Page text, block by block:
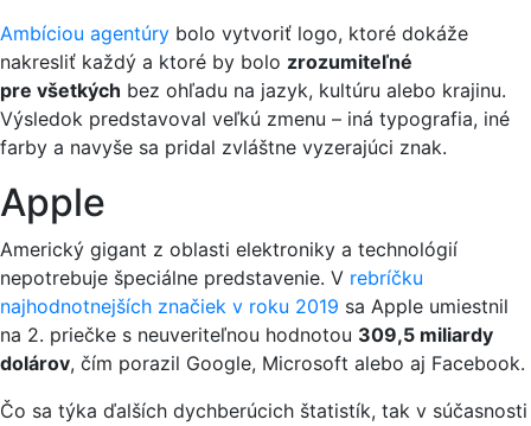
Ambíciou agentúry bolo vytvoriť logo, ktoré dokáže
nakresliť každý a ktoré by bolo zrozumiteľné
pre všetkých bez ohľadu na jazyk, kultúru alebo krajinu.
Výsledok predstavoval veľkú zmenu – iná typografia, iné
farby a navyše sa pridal zvláštne vyzerajúci znak.
Apple
Americký gigant z oblasti elektroniky a technológií
nepotrebuje špeciálne predstavenie. V rebríčku
najhodnotnejších značiek v roku 2019 sa Apple umiestnil
na 2. priečke s neuveriteľnou hodnotou 309,5 miliardy
dolárov, čím porazil Google, Microsoft alebo aj Facebook.
Čo sa týka ďalších dychberúcich štatistík, tak v súčasnosti